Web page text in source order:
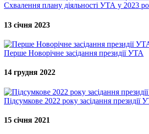
Схвалення плану діяльності УТА у 2023
13 січня 2023
Перше Новорічне засідання президії УТА
14 грудня 2022
Підсумкове 2022 року засідання президії
15 січня 2021